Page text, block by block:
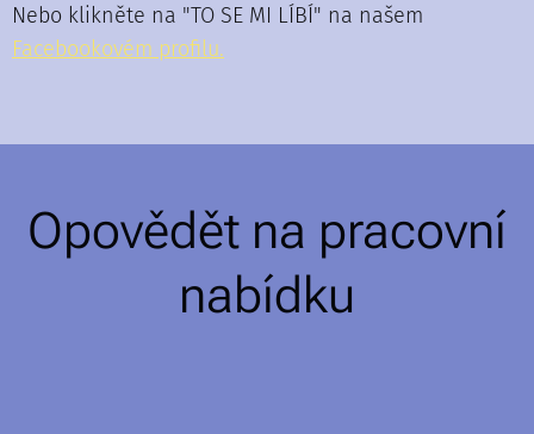
Nebo klikněte na "TO SE MI LÍBÍ" na našem
Facebookovém profilu.
Opovědět na pracovní
nabídku